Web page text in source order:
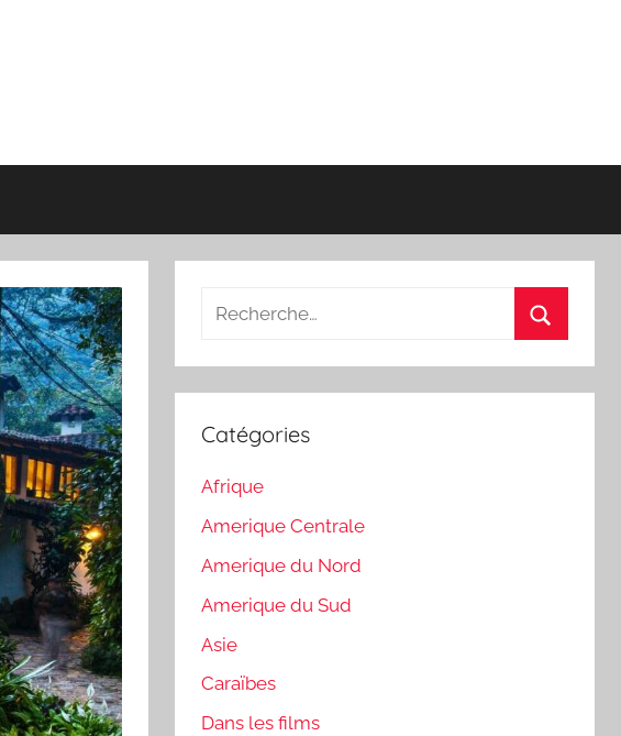
Recherche
:
Catégories
Afrique
Amerique Centrale
Amerique du Nord
Amerique du Sud
Asie
Caraïbes
Dans les films